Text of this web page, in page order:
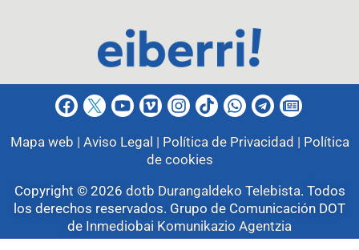
Mapa web | Aviso Legal | Política de Privacidad | Política
de cookies
Copyright © 2026 dotb Durangaldeko Telebista. Todos
los derechos reservados. Grupo de Comunicación DOT
de Inmediobai Komunikazio Agentzia